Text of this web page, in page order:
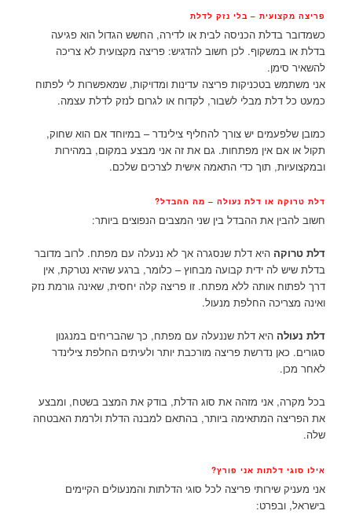
פריצה מקצועית – בלי נזק לדלת
כשמדובר בדלת הכניסה לבית או לדירה, החשש הגדול הוא פגיעה
בדלת או במשקוף. לכן חשוב להדגיש: פריצה מקצועית לא צריכה
להשאיר סימן.
אני משתמש בטכניקות פריצה עדינות ומדויקות, שמאפשרות לי לפתוח
כמעט כל דלת מבלי לשבור, לקדוח או לגרום לנזק לדלת עצמה.
כמובן שלפעמים יש צורך להחליף צילינדר – במיוחד אם הוא שחוק,
תקול או אם אין מפתחות. גם את זה אני מבצע במקום, במהירות
ובמקצועיות, תוך כדי התאמה אישית לצרכים שלכם.
דלת טרוקה או דלת נעולה – מה ההבדל?
חשוב להבין את ההבדל בין שני המצבים הנפוצים ביותר:
דלת טרוקה היא דלת שנסגרה אך לא ננעלה עם מפתח. לרוב מדובר
בדלת שיש לה ידית קבועה מבחוץ – כלומר, ברגע שהיא נטרקת, אין
דרך לפתוח אותה ללא מפתח. זו פריצה קלה יחסית, שאינה גורמת נזק
ואינה מצריכה החלפת מנעול.
דלת נעולה היא דלת שננעלה עם מפתח, כך שהבריחים במנגנון
סגורים. כאן נדרשת פריצה מורכבת יותר ולעיתים החלפת צילינדר
לאחר מכן.
בכל מקרה, אני מזהה את סוג הדלת, בודק את המצב בשטח, ומבצע
את הפריצה המתאימה ביותר, בהתאם למבנה הדלת ולרמת האבטחה
שלה.
אילו סוגי דלתות אני פורץ?
אני מעניק שירותי פריצה לכל סוגי הדלתות והמנעולים הקיימים
בישראל, ובפרט: